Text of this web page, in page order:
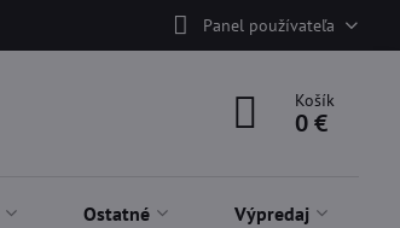
Panel používateľa
Košík
0 €
Ostatné Výpredaj